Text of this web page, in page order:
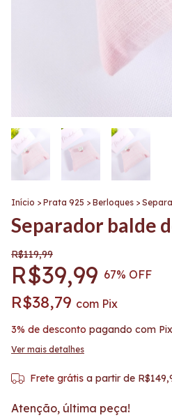
Início > Prata 925 > Berloques >
Separador balde
R$119,99
R$39,99 67% OFF
R$38,79 com Pix
3% de desconto pagando com Pix
Ver mais detalhes
Frete grátis a partir de
Atenção, última peça!